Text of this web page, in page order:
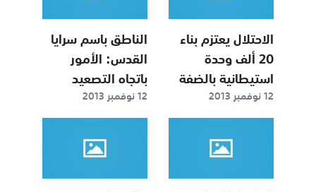
الاحتلال يعتزم بناء
20 ألف وحدة
استيطانية بالضفة
12 نوفمبر 2013
الناطق باسم سرايا
القدس: الأمور
باتجاه التصعيد
ولدينا مفاجآت
12 نوفمبر 2013